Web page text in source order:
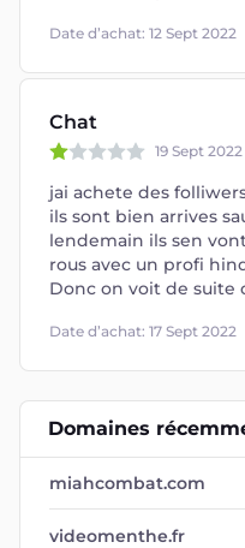
Date d’achat: 12 Sept 2022
Chat
19 Sept 2022
jai achete des
ils sont bien arrives
lendemain ils sen
rous avec un profi
Donc on voit de suite
Date d’achat: 17 Sept 2022
Domaines
miahcombat.com
videomenthe.fr